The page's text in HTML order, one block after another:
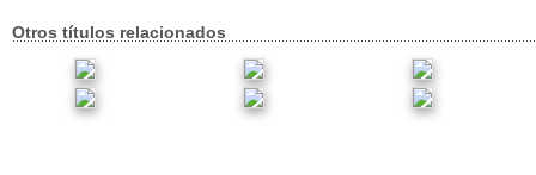
Otros títulos relacionados